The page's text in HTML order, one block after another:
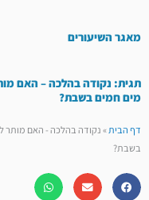
מאגר השיעורים
תגית: נקודה בהלכה – האם
מים חמים בשבת?
דף הבית»נקודה בהלכה - האם מותר
בשבת?